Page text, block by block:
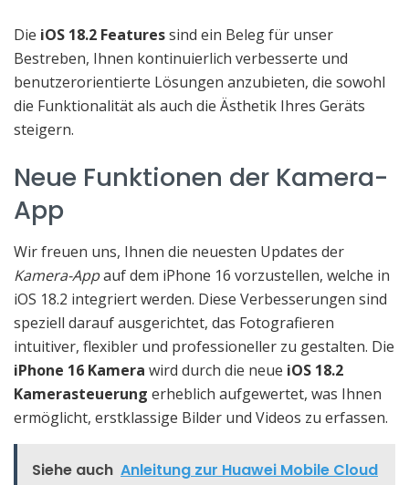
Die iOS 18.2 Featuressind ein Beleg für unser
Bestreben, Ihnen kontinuierlich verbesserte und
benutzerorientierte Lösungen anzubieten, die sowohl
die Funktionalität als auch die Ästhetik Ihres Geräts
steigern.
Neue Funktionen der Kamera-
App
Wir freuen uns, Ihnen die neuesten Updates der
Kamera-Appauf dem iPhone 16 vorzustellen, welche in
iOS 18.2 integriert werden. Diese Verbesserungen sind
speziell darauf ausgerichtet, das Fotografieren
intuitiver, flexibler und professioneller zu gestalten. Die
iPhone 16 Kamera wird durch die neue iOS 18.2
Kamerasteuerung erheblich aufgewertet, was Ihnen
ermöglicht, erstklassige Bilder und Videos zu erfassen.
Siehe auch Anleitung zur Huawei Mobile Cloud